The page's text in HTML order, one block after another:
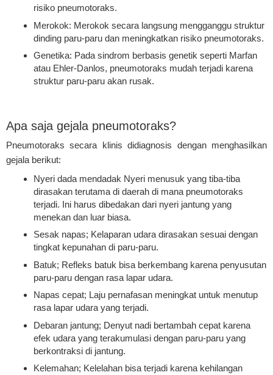
risiko pneumotoraks.
Merokok: Merokok secara langsung mengganggu struktur
dinding paru-paru dan meningkatkan risiko pneumotoraks.
Genetika: Pada sindrom berbasis genetik seperti Marfan
atau Ehler-Danlos, pneumotoraks mudah terjadi karena
struktur paru-paru akan rusak.
Apa saja gejala pneumotoraks?
Pneumotoraks secara klinis didiagnosis dengan menghasilkan
gejala berikut:
Nyeri dada mendadak Nyeri menusuk yang tiba-tiba
dirasakan terutama di daerah di mana pneumotoraks
terjadi. Ini harus dibedakan dari nyeri jantung yang
menekan dan luar biasa.
Sesak napas; Kelaparan udara dirasakan sesuai dengan
tingkat kepunahan di paru-paru.
Batuk; Refleks batuk bisa berkembang karena penyusutan
paru-paru dengan rasa lapar udara.
Napas cepat; Laju pernafasan meningkat untuk menutup
rasa lapar udara yang terjadi.
Debaran jantung; Denyut nadi bertambah cepat karena
efek udara yang terakumulasi dengan paru-paru yang
berkontraksi di jantung.
Kelemahan; Kelelahan bisa terjadi karena kehilangan